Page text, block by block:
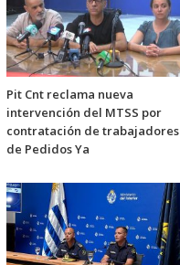
Pit Cnt reclama nueva
intervención del MTSS por
contratación de trabajadores
de Pedidos Ya